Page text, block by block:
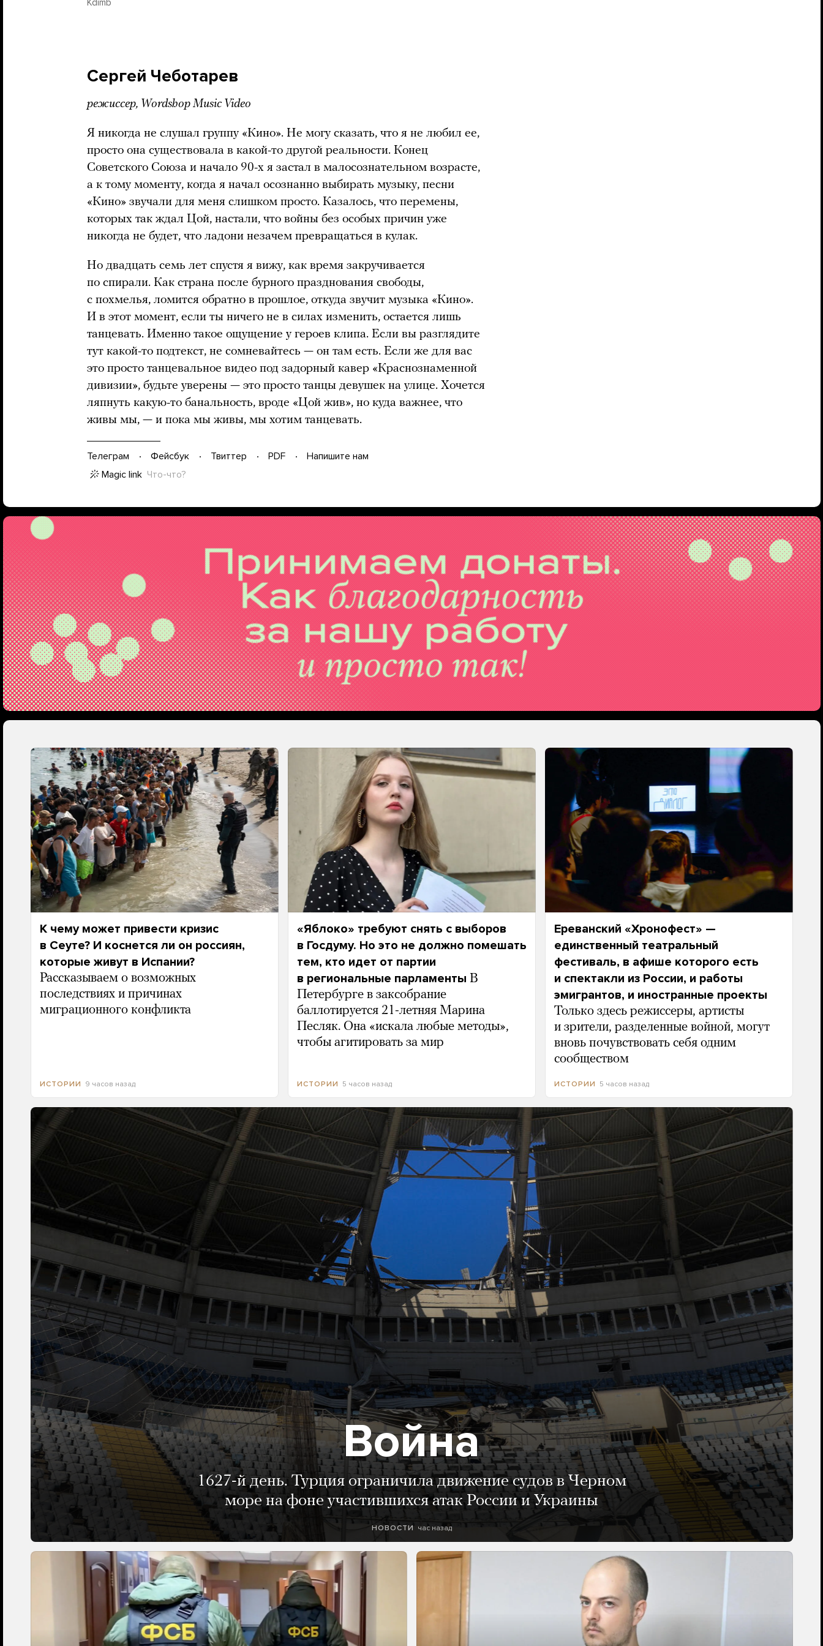
Kdimb
Сергей Чеботарев
режиссер, Wordshop Music Video
Я никогда не слушал группу «Кино». Не могу сказать, что я не любил ее,
просто она существовала в какой-то другой реальности. Конец
Советского Союза и начало 90-х я застал в малосознательном возрасте,
а к тому моменту, когда я начал осознанно выбирать музыку, песни
«Кино» звучали для меня слишком просто. Казалось, что перемены,
которых так ждал Цой, настали, что войны без особых причин уже
никогда не будет, что ладони незачем превращаться в кулак.
Но двадцать семь лет спустя я вижу, как время закручивается
по спирали. Как страна после бурного празднования свободы,
с похмелья, ломится обратно в прошлое, откуда звучит музыка «Кино».
И в этот момент, если ты ничего не в силах изменить, остается лишь
танцевать. Именно такое ощущение у героев клипа. Если вы разглядите
тут какой-то подтекст, не сомневайтесь — он там есть. Если же для вас
это просто танцевальное видео под задорный кавер «Краснознаменной
дивизии», будьте уверены — это просто танцы девушек на улице. Хочется
ляпнуть какую-то банальность, вроде «Цой жив», но куда важнее, что
живы мы, — и пока мы живы, мы хотим танцевать.
Телеграм Фейсбук Твиттер PDF
Напишите нам
Magic link Что-что?
К чему может привести кризис
в Сеуте? И коснется ли он россиян,
которые живут в Испании?
Рассказываем о возможных
последствиях и причинах
миграционного конфликта
ИСТОРИИ 9 часов назад
«Яблоко» требуют снять с выборов
в Госдуму. Но это не должно помешать
тем, кто идет от партии
в региональные парламенты В
Петербурге в заксобрание
баллотируется 21-летняя Марина
Песляк. Она «искала любые методы»,
чтобы агитировать за мир
ИСТОРИИ 5 часов назад
Ереванский «Хронофест» —
единственный театральный
фестиваль, в афише которого есть
и спектакли из России, и работы
эмигрантов, и иностранные проекты
Только здесь режиссеры, артисты
и зрители, разделенные войной, могут
вновь почувствовать себя одним
сообществом
ИСТОРИИ 5 часов назад
Война
1627-й день. Турция ограничила движение судов в Черном
море на фоне участившихся атак России и Украины
НОВОСТИ час назад